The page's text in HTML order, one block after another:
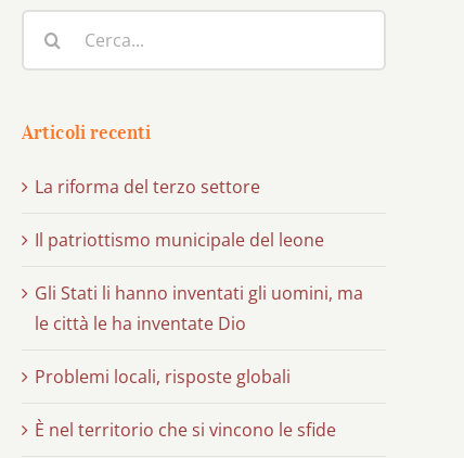
per:
Articoli recenti
La riforma del terzo settore
Il patriottismo municipale del leone
Gli Stati li hanno inventati gli uomini, ma
le città le ha inventate Dio
Problemi locali, risposte globali
È nel territorio che si vincono le sfide